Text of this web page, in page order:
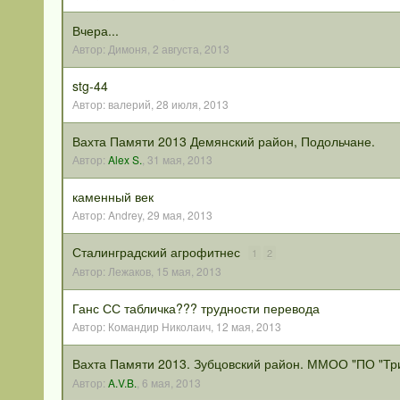
Вчера...
Автор: Димоня, 2 августа, 2013
stg-44
Автор: валерий,28 июля, 2013
Вахта Памяти 2013 Демянский район, Подольчане.
Автор: Alex S., 31 мая, 2013
каменный век
Автор:Andrey,29 мая, 2013
Сталинградский агрофитнес 1 2
Автор: Лежаков, 15 мая, 2013
Ганс СС табличка??? трудности перевода
Автор: Командир Николаич, 12 мая, 2013
Вахта Памяти 2013. Зубцовский район. ММОО "ПО
Автор: A.V.B., 6 мая, 2013